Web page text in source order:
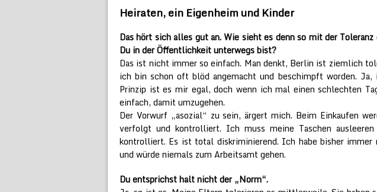
Heiraten, ein Eigenheim und Kinder
Das hört sich alles gut an. Wie sieht es denn so mit der
Du in der Öffentlichkeit unterwegs bist?
Das ist nicht immer so einfach. Man denkt, Berlin ist ziemlich
ich bin schon oft blöd angemacht und beschimpft worden.
Prinzip ist es mir egal, doch wenn ich mal einen schlechten
einfach, damit umzugehen.
Der Vorwurf „asozial“ zu sein, ärgert mich. Beim Einkaufen
verfolgt und kontrolliert. Ich muss meine Taschen
kontrolliert. Es ist total diskriminierend. Ich habe bisher immer
und würde niemals zum Arbeitsamt gehen.
Du entsprichst halt nicht der „Norm“.